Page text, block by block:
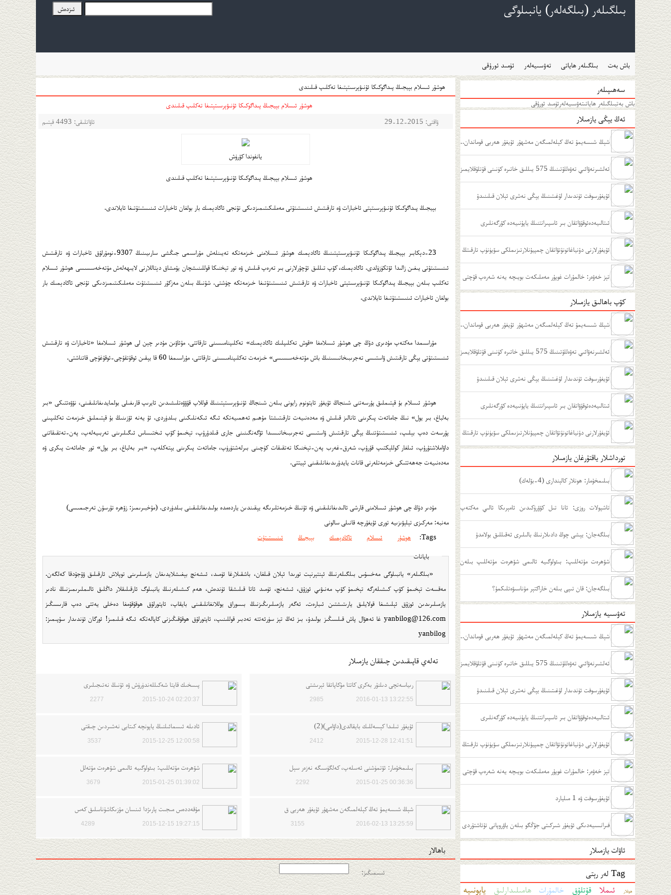
بىلگىلەر (بىلگەلەر) يانبىلوگى
باش بەت بىلگىلەر ھاياتى تەۋسىيەلەر ئۈمىد ئورۇقى
سەھىپىلەر
باش بەتبىلگىلەر ھاياتىتەۋسىيەلەرئۈمىد ئورۇقى
ئەڭ يېڭى يازمىلار
شېڭ شىسەيمۇ تەڭ كېلەلمىگەن مەشھۇر ئۇيغۇر ھەربى قوماندان..
. ئەلشىرنەۋائىي تەۋەللۇتىنىڭ 575 يىللىق خاتىرە كۈنىنى قۇتلۇقلايمىز
ﺋﯘﻳﻐﯘﺭﺳﻮﻓﺖ ﺋﯜﻧﺪﯨﺪﺍﺭ ﻟﯘﻏﯩﺘﯩﻨﯩﯔ ﻳﯧﯖﻰ ﻧﻪﺷﺮﻯ ﺋﯧﻼﻥ ﻗﯩﻠﯩﻨﯩﺪﯗ
ﺋﯩﺘﺎﻟﯩﻴﻪﺩﻩﺋﻮﻗﯘﯞﺍﺗﻘﺎﻥ ﺑﯩﺮ ﺋﺎﺳﭙﯩﺮﺍﻧﺘﻨﯩﯔ ﻳﺎﭘﯘﻧﯩﻴﻪﺩﻩ ﻛﯚﺭﮔﻪﻧﻠﯩﺮﻯ
ئۇيغۇرلارنى دۇنياغاتونۇتۋاتقان چمپيۇنلارتىزىملكى سۆيۈنۈپ تارقىتڭ
تېز خەۋەر: خالمۇرات غوپۇر مەملىكەت بويىچە يەنە شەرەپ قۇچتى
كۆپ باھالىق يازمىلار
شېڭ شىسەيمۇ تەڭ كېلەلمىگەن مەشھۇر ئۇيغۇر ھەربى قوماندان..
. ئەلشىرنەۋائىي تەۋەللۇتىنىڭ 575 يىللىق خاتىرە كۈنىنى قۇتلۇقلايمىز
ﺋﯘﻳﻐﯘﺭﺳﻮﻓﺖ ﺋﯜﻧﺪﯨﺪﺍﺭ ﻟﯘﻏﯩﺘﯩﻨﯩﯔ ﻳﯧﯖﻰ ﻧﻪﺷﺮﻯ ﺋﯧﻼﻥ ﻗﯩﻠﯩﻨﯩﺪﯗ
ﺋﯩﺘﺎﻟﯩﻴﻪﺩﻩﺋﻮﻗﯘﯞﺍﺗﻘﺎﻥ ﺑﯩﺮ ﺋﺎﺳﭙﯩﺮﺍﻧﺘﻨﯩﯔ ﻳﺎﭘﯘﻧﯩﻴﻪﺩﻩ ﻛﯚﺭﮔﻪﻧﻠﯩﺮﻯ
ئۇيغۇرلارنى دۇنياغاتونۇتۋاتقان چمپيۇنلارتىزىملكى سۆيۈنۈپ تارقىتڭ
تورداشلار ياقتۇرغان يازمىلار
بىلىمخۇمار: ھونلار كالېندارى (4-بۆلەك)
تاشپولات روزى: ئانا تىل كۆۋرۈكىدىن ئامېرىكا ئالىي مەكتەپ
مۇدىرلىقىغىچەبىلگەجان: يېشى چوڭ دادىلارنىڭ بالىلىرى ئەقىللىق بولامدۇ
شۆھرەت مۇتەللىپ: بىئولوگىيە ئالىمى شۆھرەت مۇتەللىپ بىلەن
سۆھبەت بىلگەجان: قان تىپى بىلەن خاراكتېر مۇناسىۋەتلىكمۇ؟
تەۋسىيە يازمىلار
شېڭ شىسەيمۇ تەڭ كېلەلمىگەن مەشھۇر ئۇيغۇر ھەربى قوماندان..
. ئەلشىرنەۋائىي تەۋەللۇتىنىڭ 575 يىللىق خاتىرە كۈنىنى قۇتلۇقلايمىز
ﺋﯘﻳﻐﯘﺭﺳﻮﻓﺖ ﺋﯜﻧﺪﯨﺪﺍﺭ ﻟﯘﻏﯩﺘﯩﻨﯩﯔ ﻳﯧﯖﻰ ﻧﻪﺷﺮﻯ ﺋﯧﻼﻥ ﻗﯩﻠﯩﻨﯩﺪﯗ
ﺋﯩﺘﺎﻟﯩﻴﻪﺩﻩﺋﻮﻗﯘﯞﺍﺗﻘﺎﻥ ﺑﯩﺮ ﺋﺎﺳﭙﯩﺮﺍﻧﺘﻨﯩﯔ ﻳﺎﭘﯘﻧﯩﻴﻪﺩﻩ ﻛﯚﺭﮔﻪﻧﻠﯩﺮﻯ
ئۇيغۇرلارنى دۇنياغاتونۇتۋاتقان چمپيۇنلارتىزىملكى سۆيۈنۈپ تارقىتڭ
تېز خەۋەر: خالمۇرات غوپۇر مەملىكەت بويىچە يەنە شەرەپ قۇچتى
ئۇيغۇرسوفت ۋە 1 مىليارد
ﻓﯩﺮﺍﻧﺴﯩﻴﻪﺩﯨﻜﻰ ﺋﯘﻳﻐﯘﺭ ﺷﯩﺮﻛﯩﺘﻰ ﺟﯘﯕﮕﻮ ﺑﯩﻠﻪﻥ ﻳﺎﯞﺭﻭﭘﺎﻧﻰ ﺗﯘﺗﺎﺷﺘﯘﺭﺩﻯ
ئاۋات يازمىلار
Tag لەر رېتى
ھونلار ئىملا قۇتلۇق خالمۇرات ھامىلىدارلىق ياپونىيە
ھوشۇر ئىسلام بېيجىڭ پىداگوكىكا ئۇنىۋېرسىتېتىغا تەكلىپ قىلىندى
ھوشۇر ئىسلام بېيجىڭ پىداگوكىكا ئۇنىۋېرسىتېتىغا تەكلىپ قىلىندى
ۋاقتى: 2015-12-29 ئاۋاتلىقى: 4493 قېتىم
يانفوندا كۆرۈش
ھوشۇر ئىسلام بېيجىڭ پىداگوكىكا ئۇنىۋېرسىتېتىغا تەكلىپ قىلىندى
بېيجىڭ پىداگوكىكا ئۇنىۋېرسىتېتى ئاخبارات ۋە تارقىتىش ئىنىستىتۇتى مەملىكىتىمىزدىكى تۇنجى ئاكادېمىك بار بولغان ئاخبارات ئىنىستىتۇتىغا ئايلاندى.
23-دېكابىر بېيجىڭ پىداگوكىكا ئۇنىۋېرسىتېتىنىڭ ئاكادېمىك ھوشۇر ئىسلامنى خىزمەتكە تەيىنلەش مۇراسىمى جىڭشى سارىيىنىڭ 9307-نومۇرلۇق ئاخبارات ۋە تارقىتىش
ئىنىستىتۇتى يىغىن زالىدا ئۆتكۈزۈلدى. ئاكادېمىك، كۆپ تىللىق ئۇچۇرلارنى بىر تەرەپ قىلىش ۋە تور تېخنىكا قوللىنىشچان يۇمشاق دېتاللارنى لايىھەلەش مۇتەخەسسىسى ھوشۇر ئىسلام
تەكلىپ بىلەن بېيجىڭ پىداگوكىكا ئۇنىۋېرسىتېتى ئاخبارات ۋە تارقىتىش ئىنىستىتۇتىغا خىزمەتكە چۈشتى. شۇنىڭ بىلەن مەزكۇر ئىنىستىتۇت مەملىكىتىمىزدىكى تۇنجى ئاكادېمىك بار
بولغان ئاخبارات ئىنىستىتۇتىغا ئايلاندى.
مۇراسىمدا مەكتەپ مۇدىرى دۇڭ چى ھوشۇر ئىسلامغا «قوش تەكلىپلىك ئاكادېمىك» تەكلىپنامىسىنى تارقاتتى. مۇئاۋىن مۇدىر چېن لى ھوشۇر ئىسلامغا «ئاخبارات ۋە تارقىتىش
ئىنىستىتۇتى يېڭى تارقىتىش ۋاستىسى تەجرىبىخانىسىنىڭ باش مۇتەخەسسىسى» خىزمەت تەكلىپنامىسىنى تارقاتتى. مۇراسىمغا 60 قا يېقىن ئوقۇتقۇچى-ئوقۇغۇچى قاتناشتى.
ھوشۇر ئىسلام بۇ قېتىملىق پۇرسەتنى شىنجاڭ ئۇيغۇر ئاپتونوم رايونى بىلەن شىنجاڭ ئۇنىۋېرسىتېتىنىڭ قوللاپ قۇۋۋەتلىشىدىن ئايرىپ قارىغىلى بولمايدىغانلىقىنى، نۆۋەتتىكى «بىر
بەلباغ، بىر يول» نىڭ جامائەت پىكرىنى ئانالىز قىلىش ۋە مەدەنىيەت تارقىتىشتا مۇھىم ئەھمىيەتكە ئىگە ئىكەنلىكىنى بىلدۈردى. ئۇ يەنە ئۆزىنىڭ بۇ قېتىملىق خىزمەت تەكلىپىنى
پۇرسەت دەپ بېلىپ، ئىنىستىتۇتنىڭ يېڭى تارقىتىش ۋاستىسى تەجرىبىخانىسىدا ئۆگەنگىنىنى جارى قىلدۇرۇپ، تېخىمۇ كۆپ ئىختىساس ئىگىلىرىنى تەربىيەلەپ، پەن-تەتقىقاتنى
داۋاملاشتۇرۇپ، ئىلغار كوللېكتىپ قۇرۇپ، شەرق-غەرب پەن-تېخنىكا تەتقىقات كۈچىنى بىرلەشتۈرۈپ، جامائەت پىكرىنى يېتەكلەپ، «بىر بەلباغ، بىر يول» تور جامائەت پىكرى ۋە
مەدەنىيەت جەھەتتىكى خىزمەتلەرنى قانات يايدۇرىدىغانلىقىنى ئېيتتى.
مۇدىر دۇڭ چى ھوشۇر ئىسلامنى قارشى ئالىدىغانلىقىنى ۋە ئۇنىڭ خىزمەتلىرىگە يېقىندىن ياردەمدە بولىدىغانلىقىنى بىلدۈردى. (مۇخبىرىمىز: زۆھرە تۇرسۇن تەرجىمىسى)
مەنبە: مەركىزى تېلېۋىزىيە تورى ئۇيغۇرچە قانىلى سالونى
Tags:
ھوشۇر ئىسلام ئاكادېمىك بېيجىڭ ئىنىستىتۇت
بايانات
«بىلگىلەر» يانبىلوگى مەخسۇس بىلگىلەرنىڭ ئېنتېرنېت تورىدا ئېلان قىلغان، باشقىلارغا ئۈمىد، ئىشەنچ بېغىشلايدىغان يازمىلىرىنى توپلاش ئارقىلىق ۋۇجۇدقا كەلگەن.
مەقسەت تېخىمۇ كۆپ كىشىلەرگە تېخىمۇ كۆپ مەنىۋىي ئوزۇق، ئىشەنچ، ئۈمىد ئاتا قىلىشقا ئۈندەش، ھەم كىشىلەرنىڭ يانبىلوگ ئارقىلىقلار داڭلىق ئالىملىرىمىزنىڭ نادىر
يازمىلىرىدىن ئوزۇق ئېلىشىغا قولايلىق يارىتىشتىن ئىبارەت. ئەگەر يازمىلىرىڭىزنىڭ بىسوراق يوللانغانلىقىنى بايقاپ، ئاپتورلۇق ھوقۇقۇمغا دەخلى يەتتى دەپ قارىسىڭىز
yanbilog@126.com غا ئەھۋال پاش قىلسىڭىز بولىدۇ، بىز ئەڭ تېز سۈرئەتتە تەدبىر قوللىنىپ، ئاپتورلۇق ھوقۇقىڭىزنى كاپالەتكە ئىگە قىلىمىز! ئورگان ئۈندىدار سۇپىمىز:
yanbilog
تەلەي قاپىقىدىن چىققان يازمىلار
ﺭﯨﻴﺎﺳﻪﺗﭽﻰ ﺩﯨﻠﻨﯘﺭ ﺑﻪﻛﺮﻯ ﻛﺎﺗﺘﺎ ﻣﯘﻛﺎﭘﺎﺗﻘﺎ ﺋﯧﺮﯨﺸﺘﻰ
2016-01-13 13:22:55
2985
پىسخىك قايتا شەكىللەندۈرۈش ۋە ئۇنىڭ نەتىجىلىرى
2015-10-24 02:20:37
2277
ئۇيغۇر تىلىدا كېسەللىك بايقالدى(داۋامى)(2)
2015-12-28 12:41:51
2412
ﺋﺎﺩﯨﻠﻪ ﺋﯩﺴﻤﺎﺋﯩﻠﻨﯩﯔ ﻳﺎﭘﻮﻧﭽﻪ ﻛﯩﺘﺎﺑﻰ ﻧﻪﺷﯩﺮﺩﯨﻦ ﭼﯩﻘﺘﻰ
2015-12-25 12:00:58
3537
بىلىمخۇمار: ئۆتمۈشنى ئەسلەپ، كەلگۈسىگە نەزەر سېل
2015-01-25 00:36:36
2292
شۆھرەت مۇتەللىپ: بىئولوگىيە ئالىمى شۆھرەت مۇتەلل
2015-01-25 01:39:02
3679
شېڭ شىسەيمۇ تەڭ كېلەلمىگەن مەشھۇر ئۇيغۇر ھەربى ق
2016-02-13 13:25:59
3155
مۇقەددەس مىجىت پارىژدا ئىنسان مۇزىكاشۇناسلىق كەس
2015-12-15 19:27:15
4289
باھالار
ئىسمىڭىز: